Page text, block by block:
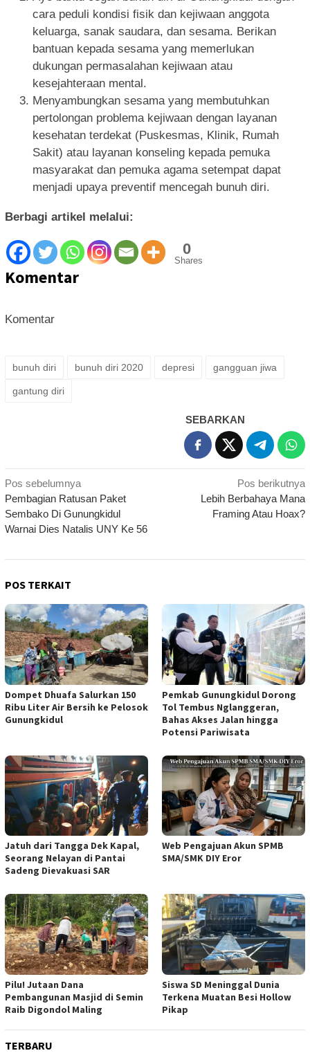
cara peduli kondisi fisik dan kejiwaan anggota
keluarga, sanak saudara, dan sesama. Berikan
bantuan kepada sesama yang memerlukan
dukungan permasalahan kejiwaan atau
kesejahteraan mental.
Menyambungkan sesama yang membutuhkan
pertolongan problema kejiwaan dengan layanan
kesehatan terdekat (Puskesmas, Klinik, Rumah
Sakit) atau layanan konseling kepada pemuka
masyarakat dan pemuka agama setempat dapat
menjadi upaya preventif mencegah bunuh diri.
Berbagi artikel melalui:
0
Shares
Komentar
Komentar
bunuh diri bunuh diri 2020 depresi gangguan jiwa
gantung diri
SEBARKAN
Navigasi
pos
Pos sebelumnya
Pembagian Ratusan Paket
Sembako Di Gunungkidul
Warnai Dies Natalis UNY Ke 56
Pos berikutnya
Lebih Berbahaya Mana
Framing Atau Hoax?
POS TERKAIT
Dompet Dhuafa Salurkan 150
Ribu Liter Air Bersih ke Pelosok
Gunungkidul
Pemkab Gunungkidul Dorong
Tol Tembus Nglanggeran,
Bahas Akses Jalan hingga
Potensi Pariwisata
Jatuh dari Tangga Dek Kapal,
Seorang Nelayan di Pantai
Sadeng Dievakuasi SAR
Web Pengajuan Akun SPMB
SMA/SMK DIY Eror
Pilu! Jutaan Dana
Pembangunan Masjid di Semin
Raib Digondol Maling
Siswa SD Meninggal Dunia
Terkena Muatan Besi Hollow
Pikap
TERBARU